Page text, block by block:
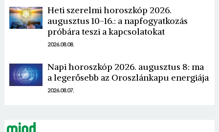
Heti szerelmi horoszkóp 2026.
augusztus 10-16.: a napfogyatkozás
próbára teszi a kapcsolatokat
2026.08.08.
Napi horoszkóp 2026. augusztus 8: ma
a legerősebb az Oroszlánkapu energiája
2026.08.07.
Borsonline bejelentkezés
E-mail cím vagy felhasználónév
Jelszó